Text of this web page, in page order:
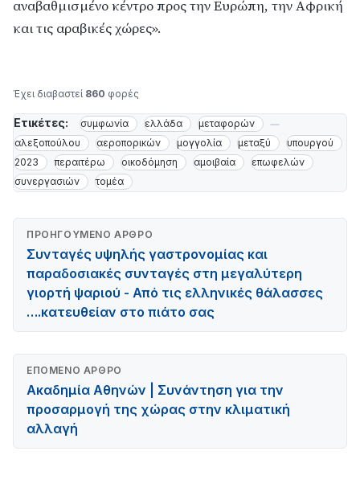
αναβαθμισμένο κέντρο προς την Ευρώπη, την Αφρική
και τις αραβικές χώρες».
Έχει διαβαστεί 860 φορές
Ετικέτες: συμφωνία ελλάδα
μεταφορών
αλεξοπούλου
αεροπορικών μογγολία μεταξύ
υπουργού
2023
περαιτέρω οικοδόμηση αμοιβαία
επωφελών
συνεργασιών
τομέα
ΠΡΟΗΓΟΎΜΕΝΟ ΆΡΘΡΟ
Συνταγές υψηλής γαστρονομίας και
παραδοσιακές συνταγές στη μεγαλύτερη
γιορτή ψαριού - Από τις ελληνικές θάλασσες
….κατευθείαν στο πιάτο σας
ΕΠΌΜΕΝΟ ΆΡΘΡΟ
Ακαδημία Αθηνών | Συνάντηση για την
προσαρμογή της χώρας στην κλιματική
αλλαγή